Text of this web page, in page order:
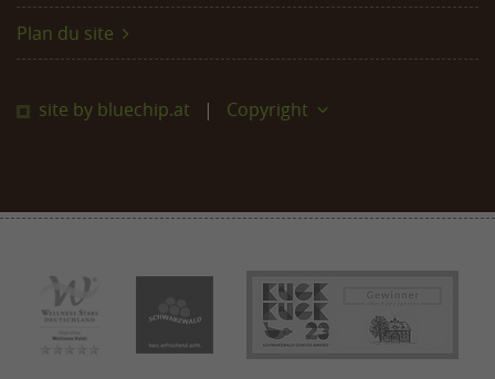
Plan du site
site by bluechip.at Copyright